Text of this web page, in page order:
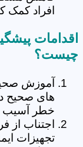
افراد کمک
اقدامات
چیست؟
آموزش
های صحیح
خطر آسیب
اجتناب از
تجهیزات